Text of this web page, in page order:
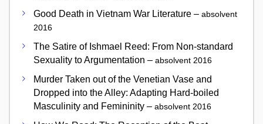
Good Death in Vietnam War Literature – absolvent
2016
The Satire of Ishmael Reed: From Non-standard
Sexuality to Argumentation – absolvent 2016
Murder Taken out of the Venetian Vase and
Dropped into the Alley: Adapting Hard-boiled
Masculinity and Femininity – absolvent 2016